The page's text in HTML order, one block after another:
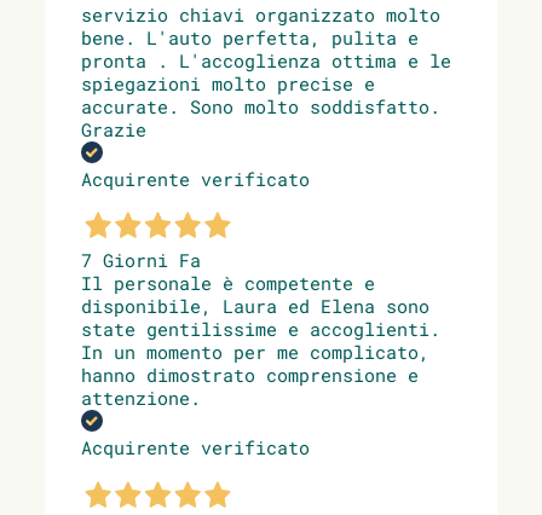
servizio chiavi organizzato molto
bene. L'auto perfetta, pulita e
pronta . L'accoglienza ottima e le
spiegazioni molto precise e
accurate. Sono molto soddisfatto.
Grazie
Acquirente verificato
7 Giorni Fa
Il personale è competente e
disponibile, Laura ed Elena sono
state gentilissime e accoglienti.
In un momento per me complicato,
hanno dimostrato comprensione e
attenzione.
Acquirente verificato